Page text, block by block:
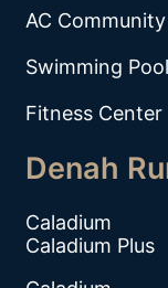
AC Community
Swimming Pool
Fitness Center
Denah
Caladium
Caladium Plus